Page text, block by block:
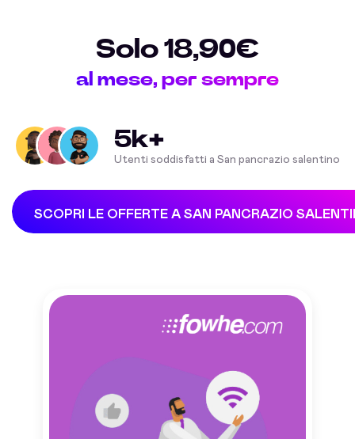
Solo 18,90€
al mese, per sempre
5k+
Utenti soddisfatti a San pancrazio salentino
SCOPRI LE OFFERTE A SAN PANCRAZIO